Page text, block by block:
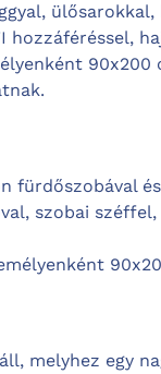
hozzáféréssel,
90x200
szobai
melyhez egy